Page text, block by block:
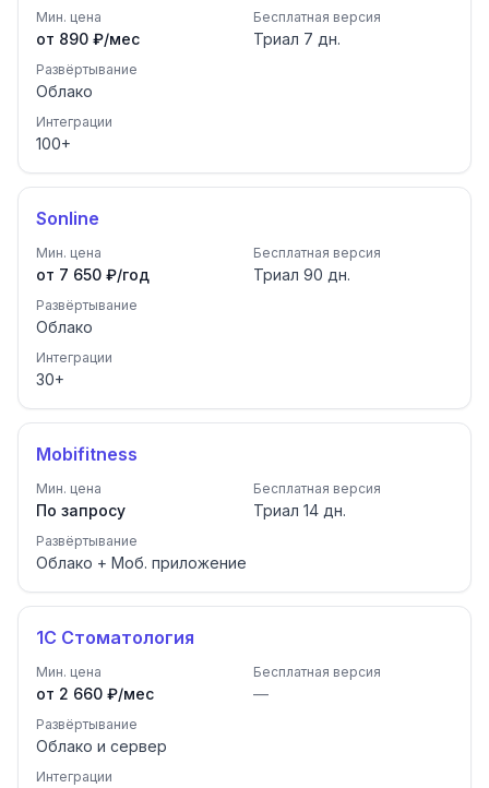
Мин. цена
от 890 ₽/мес
Бесплатная версия
Триал 7 дн.
Развёртывание
Облако
Интеграции
100+
Sonline
Мин. цена
от 7 650 ₽/год
Бесплатная версия
Триал 90 дн.
Развёртывание
Облако
Интеграции
30+
Mobifitness
Мин. цена
По запросу
Бесплатная версия
Триал 14 дн.
Развёртывание
Облако + Моб. приложение
1С Стоматология
Мин. цена
от 2 660 ₽/мес
Бесплатная версия
—
Развёртывание
Облако и сервер
Интеграции